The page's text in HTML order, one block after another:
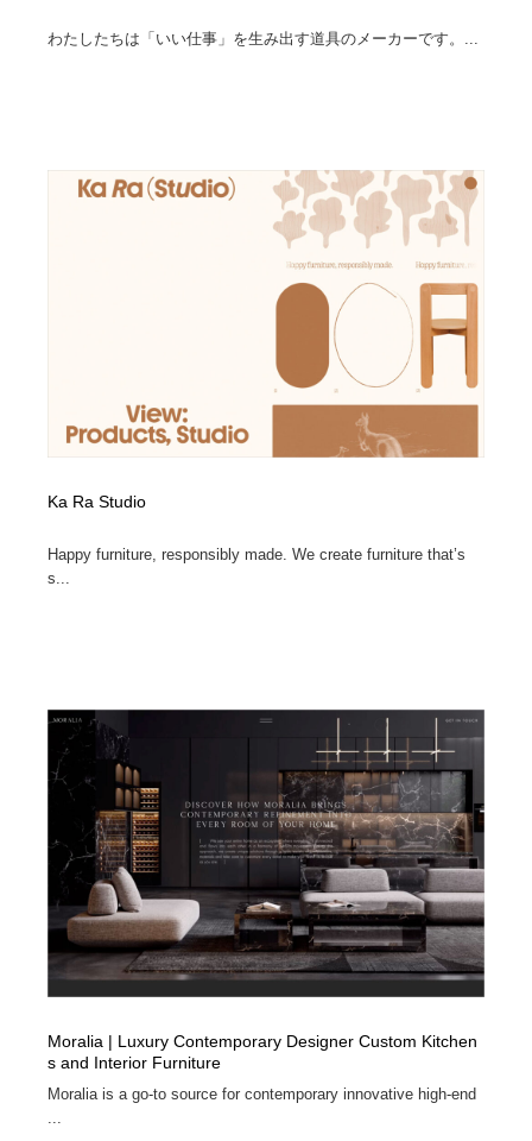
わたしたちは「いい仕事」を生み出す道具のメーカーです。...
Ka Ra Studio
Happy furniture, responsibly made. We create furniture that’s
s...
Moralia | Luxury Contemporary Designer Custom Kitchen
s and Interior Furniture
Moralia is a go-to source for contemporary innovative high-end
...